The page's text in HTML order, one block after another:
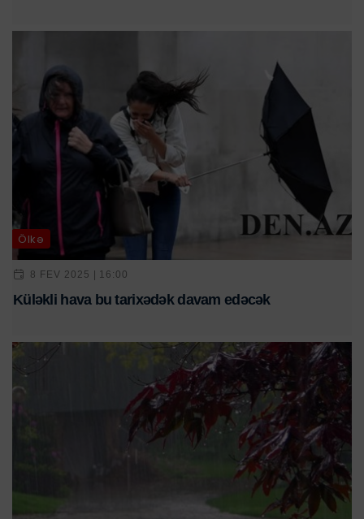
Ölkə
8 FEV 2025 | 16:00
Küləkli hava bu tarixədək davam edəcək